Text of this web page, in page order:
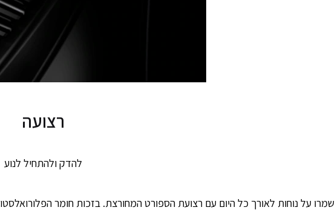
רצועה
להדק ולהתחיל לנוע
שמרו על נוחות לאורך כל היום עם רצועת הספורט המחורצת. בזכות חומר